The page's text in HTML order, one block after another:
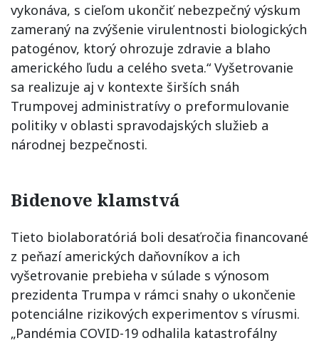
vykonáva, s cieľom ukončiť nebezpečný výskum
zameraný na zvýšenie virulentnosti biologických
patogénov, ktorý ohrozuje zdravie a blaho
amerického ľudu a celého sveta.“ Vyšetrovanie
sa realizuje aj v kontexte širších snáh
Trumpovej administratívy o preformulovanie
politiky v oblasti spravodajských služieb a
národnej bezpečnosti.
Bidenove klamstvá
Tieto biolaboratóriá boli desaťročia financované
z peňazí amerických daňovníkov a ich
vyšetrovanie prebieha v súlade s výnosom
prezidenta Trumpa v rámci snahy o ukončenie
potenciálne rizikových experimentov s vírusmi.
„Pandémia COVID-19 odhalila katastrofálny